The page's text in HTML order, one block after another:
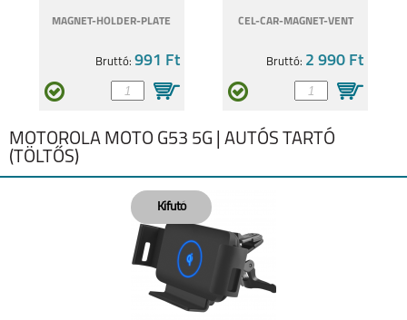
MAGNET-HOLDER-PLATE
Bruttó: 991 Ft
CEL-CAR-MAGNET-VENT
Bruttó: 2 990 Ft
MOTOROLA MOTO G53 5G | AUTÓS TARTÓ
(TÖLTŐS)